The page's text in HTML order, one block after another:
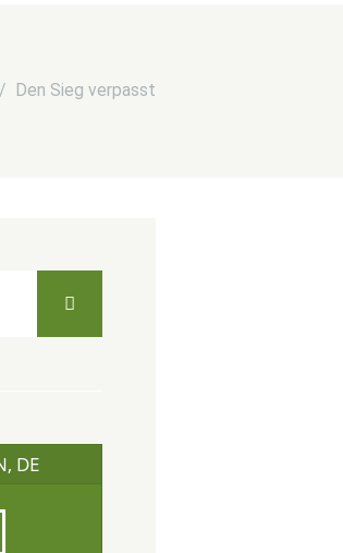
Den Sieg verpasst
DE